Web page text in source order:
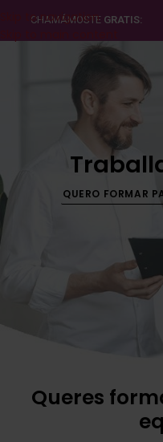
Skip to navigation
CHAMÁMOSTE GRATIS:
QUERO FORMAR
Queres